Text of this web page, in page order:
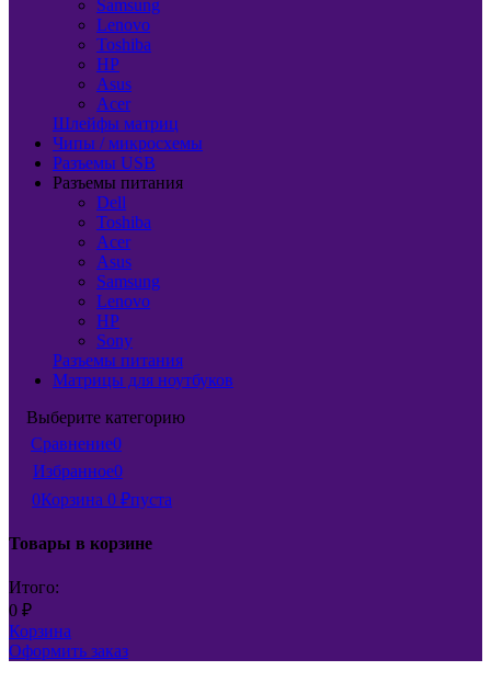
Samsung
Lenovo
Toshiba
HP
Asus
Acer
Шлейфы матриц
Чипы / микросхемы
Разъемы USB
Разъемы питания
Dell
Toshiba
Acer
Asus
Samsung
Lenovo
HP
Sony
Разъемы питания
Матрицы для ноутбуков
Выберите категорию
Сравнение0
Избранное0
0Корзина 0 ₽пуста
Товары в корзине
Итого:
0 ₽
Корзина
Оформить заказ